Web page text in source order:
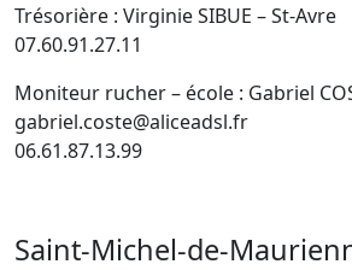
Trésorière : Virginie SIBUE – St-Avre
07.60.91.27.11
Moniteur rucher – école : Gabriel
gabriel.coste@aliceadsl.fr
06.61.87.13.99
Saint-Michel-de-